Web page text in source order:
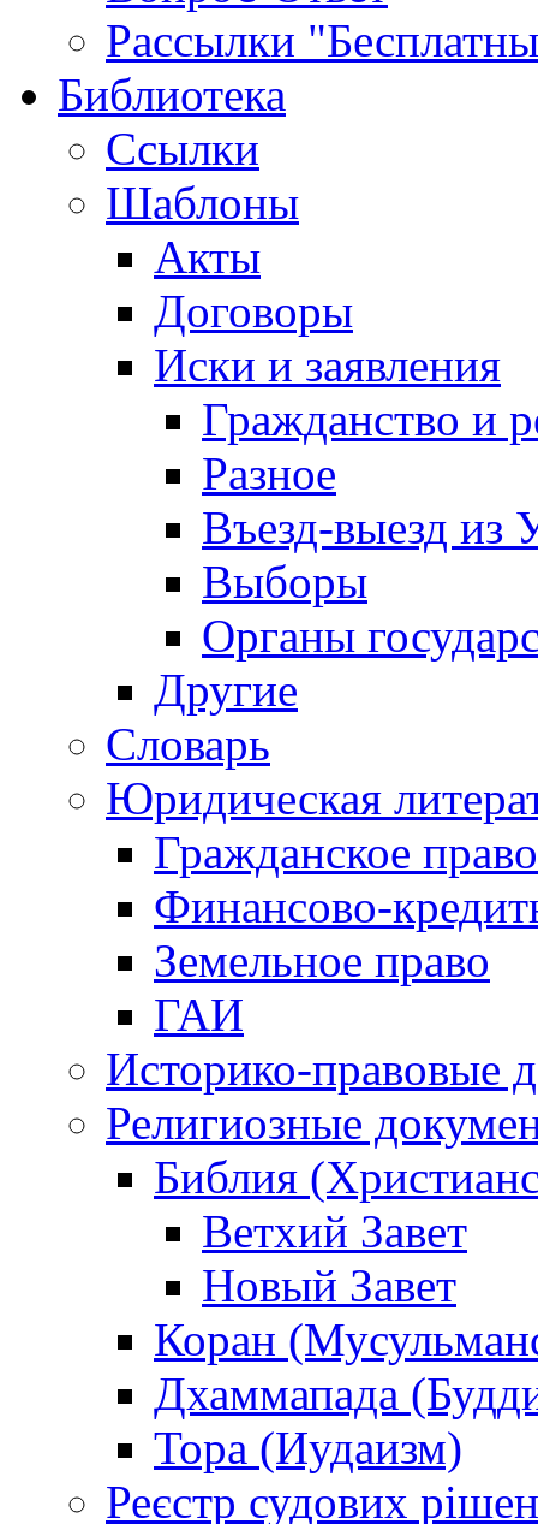
Рассылки
Библиотека
Ссылки
Шаблоны
Акты
Договоры
Иски и заявления
Гражданство и
Разное
Въезд-выезд из
Выборы
Органы
Другие
Словарь
Юридическая
Гражданское право
Финансово-
Земельное право
ГАИ
Историко-правовые
Религиозные
Библия
Ветхий Завет
Новый Завет
Коран
Дхаммапада
Тора (Иудаизм)
Реєстр судових